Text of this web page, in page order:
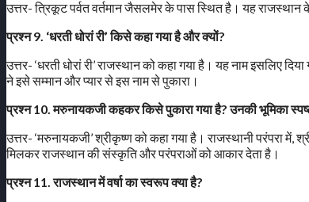
उत्तर- त्रिकूट पर्वत वर्तमान जैसलमेर के पास स्थित है। यह राजस्थान
प्रश्न 9. ‘धरती धोरां री’ किसे कहा गया है और क्यों?
उत्तर- ‘धरती धोरां री’ राजस्थान को कहा गया है। यह नाम इसलिए
ने इसे सम्मान और प्यार से इस नाम से पुकारा।
प्रश्न 10. मरुनायकजी कहकर किसे पुकारा गया है? उनकी भूमिका
उत्तर- ‘मरुनायकजी’ श्रीकृष्ण को कहा गया है। राजस्थानी परंपरा
मिलकर राजस्थान की संस्कृति और परंपराओं को आकार देता है।
प्रश्न 11. राजस्थान में वर्षा का स्वरूप क्या है?